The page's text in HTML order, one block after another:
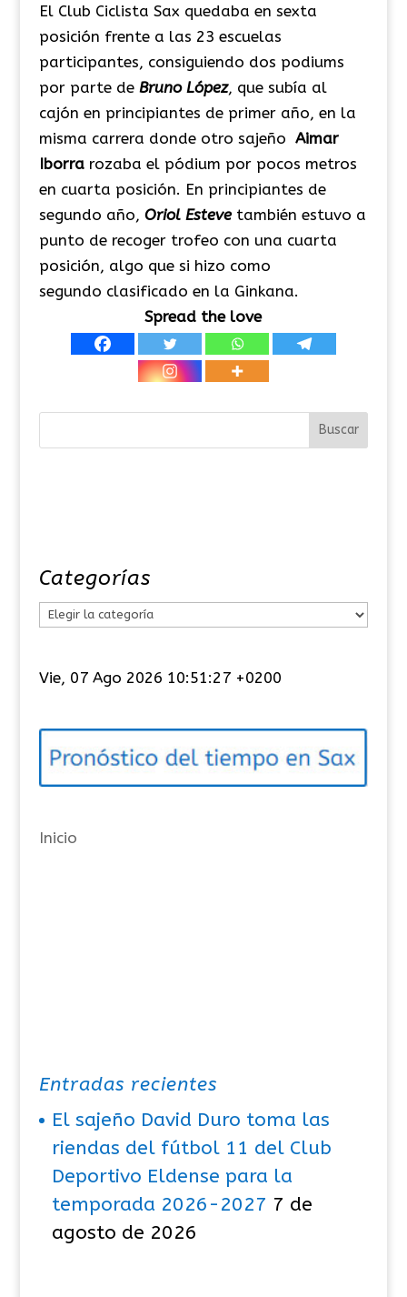
El Club Ciclista Sax quedaba en sexta
posición frente a las 23 escuelas
participantes, consiguiendo dos podiums
por parte de Bruno López, que subía al
cajón en principiantes de primer año, en la
misma carrera donde otro sajeño Aimar
Iborrarozaba el pódium por pocos metros
en cuarta posición. En principiantes de
segundo año, Oriol Estevetambién estuvo a
punto de recoger trofeo con una cuarta
posición, algo que si hizo como
segundo clasificado en la Ginkana.
Spread the love
Categorías
e
o
í
s
Vie, 07 Ago 2026 10:51:28 +0200
Inicio
Entradas recientes
El sajeño David Duro toma las
riendas del fútbol 11 del Club
Deportivo Eldense para la
temporada 2026-2027 7 de
agosto de 2026